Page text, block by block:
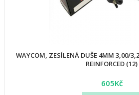
WAYCOM, ZESÍLENÁ DUŠE 4MM 3,00/
REINFORCED (12)
605Kč